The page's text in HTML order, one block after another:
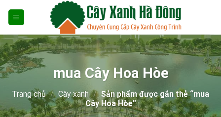
mua Cây Hoa Hòe
Trang chủ / Cây xanh / Sản phẩm được gắn thẻ “mua
Cây Hoa Hòe”